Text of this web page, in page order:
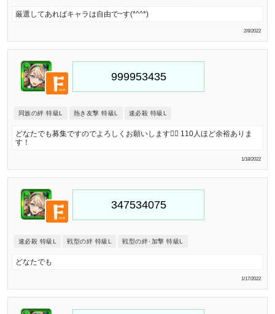
厳選してあればキャラは自由で~す(*^^*)
2/8/2022
同族の絆 特級L 熱き友撃 特級L 速必殺 特級L
どなたでも募集ですのでよろしくお願いします🙇‍♂️ 110人ほど余裕ありま
す！
1/18/2022
速必殺 特級L 戦型の絆 特級L 戦型の絆･加撃 特級L
どなたでも
1/17/2022